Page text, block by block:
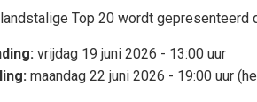
Top 20 wordt gepresenteerd
vrijdag 19 juni 2026 - 13:00 uur
maandag 22 juni 2026 - 19:00 uur